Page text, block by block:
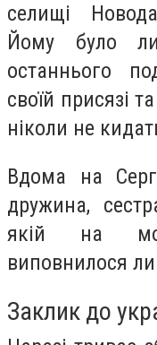
селищі
Йому було
останнього
своїй присязі
ніколи не
Вдома на
дружина,
якій на
виповнилося
Заклик до